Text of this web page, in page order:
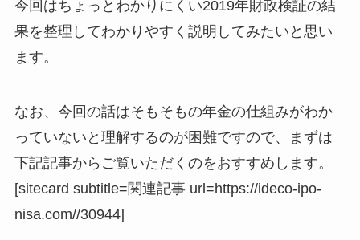
今回はちょっとわかりにくい2019年財政検証の結
果を整理してわかりやすく説明してみたいと思い
ます。
なお、今回の話はそもそもの年金の仕組みがわか
っていないと理解するのが困難ですので、まずは
下記記事からご覧いただくのをおすすめします。
[sitecard subtitle=関連記事 url=https://ideco-ipo-
nisa.com//30944]